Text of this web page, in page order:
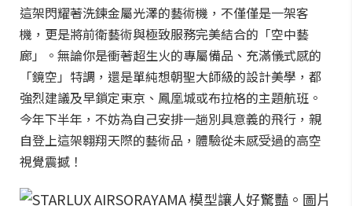
這架閃耀著洗鍊金屬光澤的藝術機，不僅僅是一架客
機，更是將前衛藝術與極致服務完美結合的「空中藝
廊」。無論你是衝著超生火的專屬備品、充滿儀式感的
「鏡空」特調，還是單純想朝聖大師級的設計美學，都
強烈建議及早鎖定東京、鳳凰城或布拉格的主題航班。
今年下半年，不妨為自己安排一趟別具意義的飛行，親
自登上這架翱翔天際的藝術品，體驗從未感受過的高空
視覺震撼！